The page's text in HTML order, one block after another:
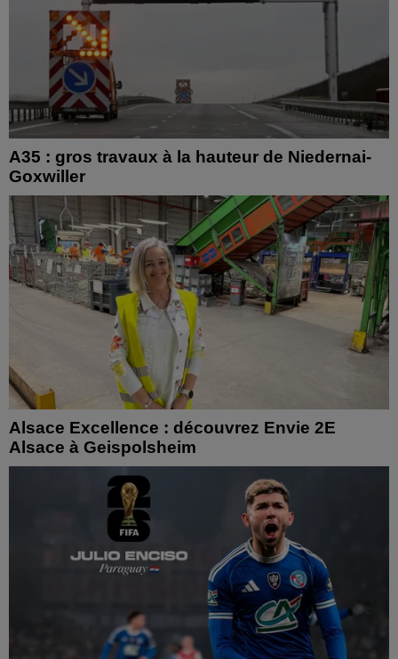
A35 : gros travaux à la hauteur de Niedernai-
Goxwiller
Alsace Excellence : découvrez Envie 2E
Alsace à Geispolsheim